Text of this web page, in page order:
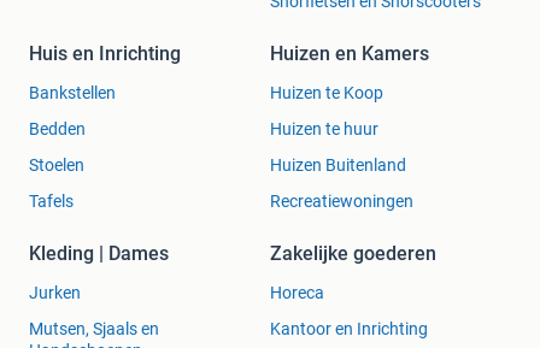
Huis en Inrichting
Bankstellen
Bedden
Stoelen
Tafels
Huizen en Kamers
Huizen te Koop
Huizen te huur
Huizen Buitenland
Recreatiewoningen
Kleding | Dames
Jurken
Mutsen, Sjaals en
Zakelijke goederen
Horeca
Kantoor en Inrichting